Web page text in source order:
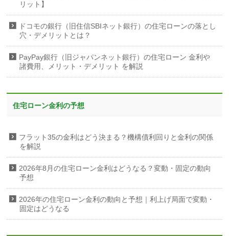
リット】
ドコモの銀行（旧住信SBIネット銀行）の住宅ローンの落とし
穴・デメリットとは？
PayPay銀行（旧ジャパンネット銀行）の住宅ローン 金利や
諸費用、メリット・デメリット を解説
住宅ローン金利の予想
フラット35の金利はどう決まる？機構債利回りと金利の関係
を解説
2026年8月の住宅ローン金利はどうなる？変動・固定の動向
予想
2026年の住宅ローン金利の動向と予想｜利上げ局面で変動・
固定はどうなる